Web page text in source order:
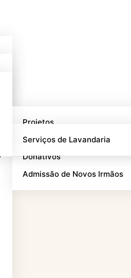
Donativos
Admissão de Novos Irmãos
Projetos
Parcerias
Serviços de Lavandaria